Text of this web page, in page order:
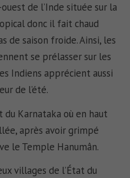
de l’Inde située sur la
donc il fait chaud
de saison froide. Ainsi, les
se prélasser sur les
Indiens apprécient aussi
de l’été.
du Karnataka où en haut
après avoir grimpé
le Temple Hanumân.
villages de l’État du